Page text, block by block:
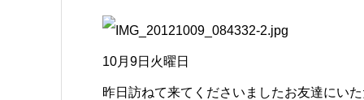
10月9日火曜日
昨日訪ねて来てくださいましたお友達にい